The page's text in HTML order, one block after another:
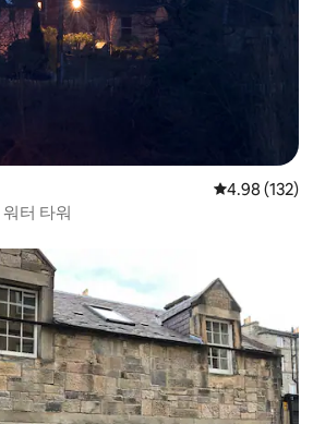
평점 4.98점(5
4.98 (132)
터 타워